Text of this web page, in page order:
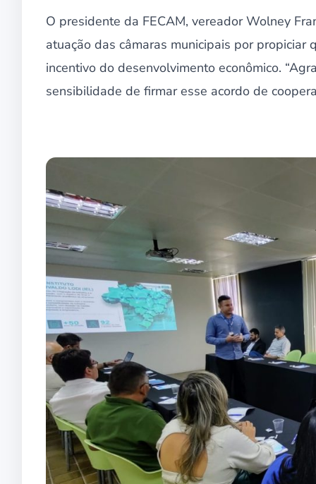
O presidente da FECAM, vereador Wolney
atuação das câmaras municipais por
incentivo do desenvolvimento econômico.
sensibilidade de firmar esse acordo de